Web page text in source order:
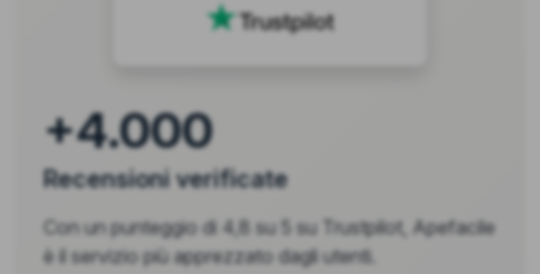
+4.000
Recensioni verificate
Con un punteggio di 4,8 su 5 su Trustpilot, Apefacile
è il servizio più apprezzato dagli utenti.